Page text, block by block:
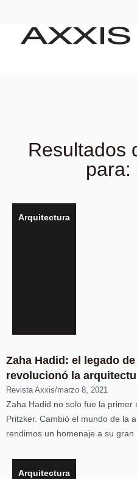
Resultados
para:
Arquitectura
Zaha Hadid: el legado
revolucionó la
Revista Axxis/marzo 8, 2021
Zaha Hadid no solo fue la primer
Pritzker. Cambió el mundo de la
rendimos un homenaje a su gran
Arquitectura